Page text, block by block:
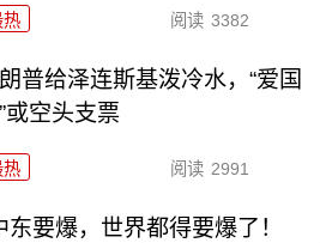
热 阅读 3382
普给泽连斯基泼冷水，“爱国
或空头支票
热 阅读 2991
要爆，世界都得要爆了！